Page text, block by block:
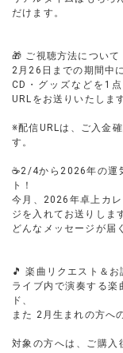
だけます。
🎁 ご視聴方法について
2月26日までの期間中
CD・グッズなどを1
URLをお送りいたしま
※配信URLは、ご入金
す。
☕2/4から2026年の運
ト！
今月、2026年卓上カ
ジを入れてお送りしま
どんなメッセージが届
🎵 楽曲リクエスト＆
ライブ内で演奏する
ド、
また 2月生まれの方へ
対象の方へは、ご購入